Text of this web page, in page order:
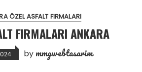
ÖZEL ASFALT FIRMALARI
FIRMALARI ANKARA
by mmgwebtasarim